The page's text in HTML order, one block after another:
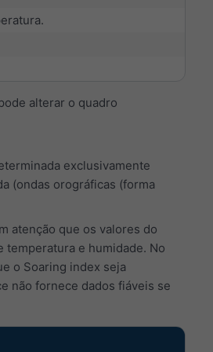
alterar o quadro
exclusivamente
(ondas orográficas (forma
atenção que os valores do
e humidade. No
o Soaring index seja
não fornece dados fiáveis se